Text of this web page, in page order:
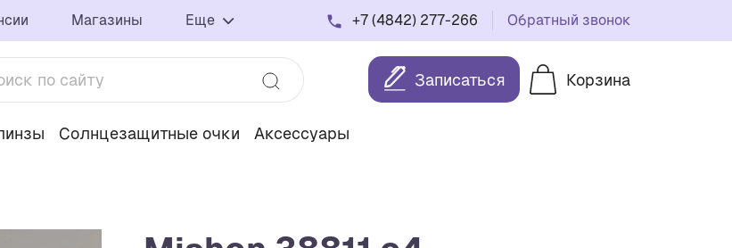
Магазины Еще +7 (4842) 277-266 Обратный звонок
Записаться Корзина
Солнцезащитные очки Аксессуары